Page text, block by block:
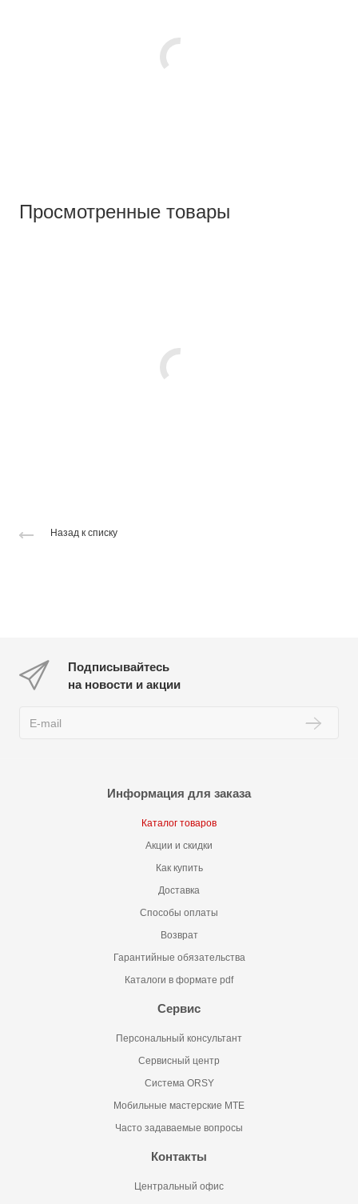
Просмотренные товары
Назад к списку
Подписывайтесь
на новости и акции
Информация для заказа
Каталог товаров
Акции и скидки
Как купить
Доставка
Способы оплаты
Возврат
Гарантийные обязательства
Каталоги в формате pdf
Сервис
Персональный консультант
Сервисный центр
Система ORSY
Мобильные мастерские MTE
Часто задаваемые вопросы
Контакты
Центральный офис